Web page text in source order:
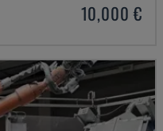
10,000 €